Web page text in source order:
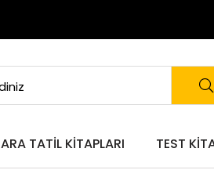
ARA TATIL KITAPLARI TEST